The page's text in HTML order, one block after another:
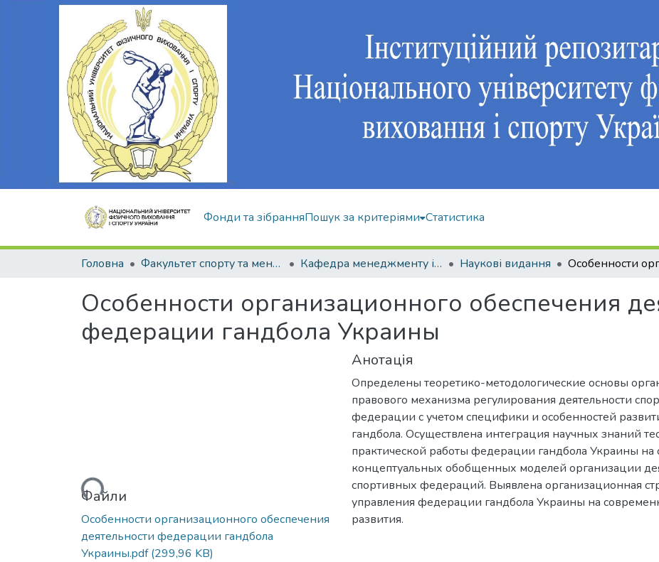
Фонди та зібранняПошук за критеріями Статистика
Головна Факультет спорту та менеджменту Кафедра менеджменту і економіки спорту Наукові видання
Особенности организационного обеспечения
федерации гандбола Украины
Вантажиться...
Файли
Особенности организационного обеспечения
деятельности федерации гандбола
Украины.pdf(299,96 KB)
Анотація
Определены теоретико-методологические основы
правового механизма регулирования деятельности
федерации с учетом специфики и особенностей
гандбола. Осуществлена интеграция научных знаний
практической работы федерации гандбола Украины на
концептуальных обобщенных моделей организации
спортивных федераций. Выявлена организационная
управления федерации гандбола Украины на
развития.